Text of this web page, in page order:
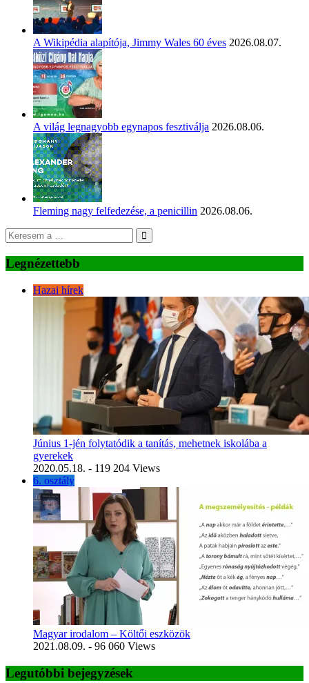
A Wikipédia alapítója, Jimmy Wales 60 éves 2026.08.07.
A világ legnagyobb egynapos fesztiválja 2026.08.06.
Fleming nagy felfedezése, a penicillin 2026.08.06.
Legnézettebb
Hazai hírek
Június 1-jén folytatódik a tanítás, mehetnek iskolába a
gyerekek
2020.05.18. - 119 204 Views
6. osztály
Magyar irodalom – Költői eszközök
2021.08.09. - 96 060 Views
Legutóbbi bejegyzések